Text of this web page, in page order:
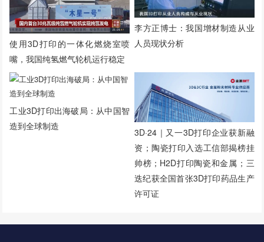
使用3D打印的一体化燃烧室喷
嘴，我国纯氢燃气轮机运行稳定
李方正博士：我国增材制造从业
人员现状分析
工业3D打印出海破局：从中国智
造到全球制造
3D·24｜又一3D打印企业获新融
资；陶瓷打印入选工信部揭榜挂
帅榜；H2D打印陶瓷和金属；三
迭纪获全国首张3D打印药品生产
许可证